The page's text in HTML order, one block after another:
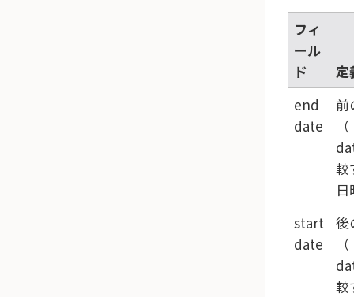
フィ
ール
ド
定
end
date
前
（
較
start
date
後
（
較